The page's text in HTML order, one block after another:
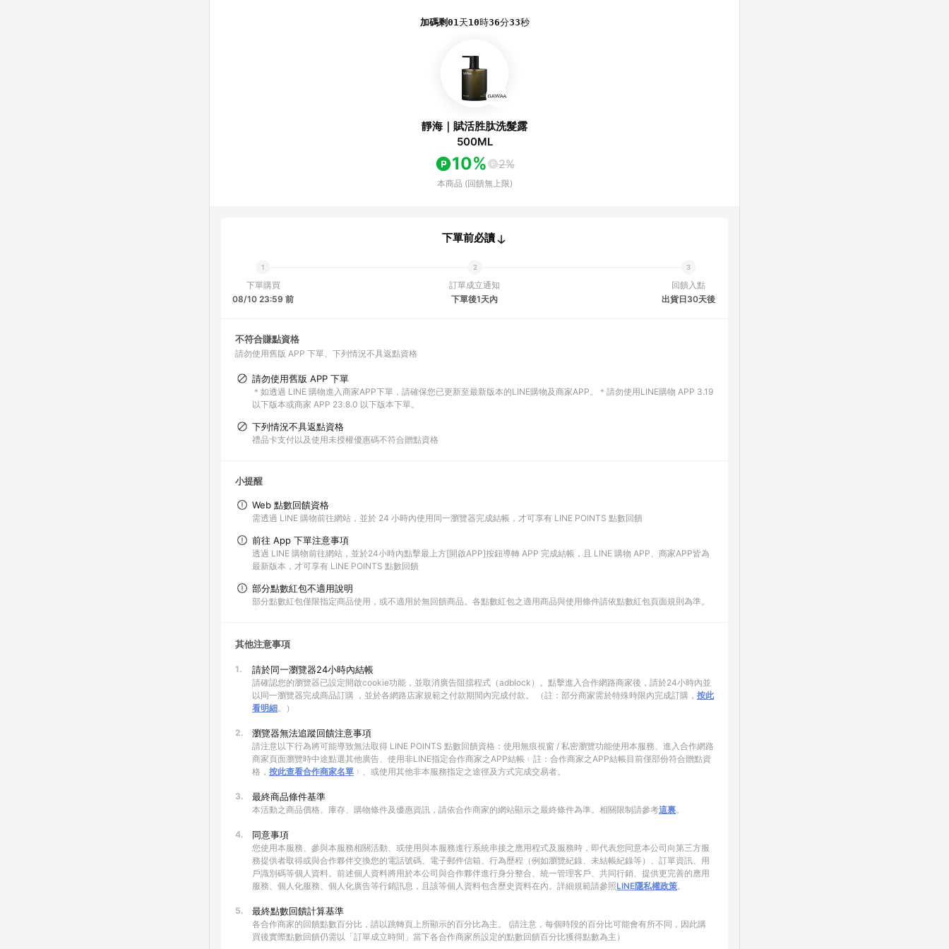
加碼剩01天10時36分33秒
靜海｜賦活胜肽洗髮露
500ML
10% 2%
本商品 (回饋無上限)
下單前必讀
下單購買
08/10 23:59 前
訂單成立通知
下單後1天內
回饋入點
出貨日30天後
不符合賺點資格
請勿使用舊版 APP 下單 下列情況不具返點資格
請勿使用舊版 APP 下單
＊如透過 LINE 購物進入商家APP下單，請確保您已更新至最新版本的LINE購物及商家APP。＊請勿使用LINE購物 APP 3.19
以下版本或商家 APP 23.8.0 以下版本下單。
下列情況不具返點資格
禮品卡支付以及使用未授權優惠碼不符合贈點資格
小提醒
Web 點數回饋資格
需透過 LINE 購物前往網站，並於 24 小時內使用同一瀏覽器完成結帳，才可享有 LINE POINTS 點數回饋
前往 App 下單注意事項
透過 LINE 購物前往網站，並於24小時內點擊最上方[開啟APP]按鈕導轉 APP 完成結帳，且 LINE 購物 APP、商家APP皆為
最新版本，才可享有 LINE POINTS 點數回饋
部分點數紅包不適用說明
部分點數紅包僅限指定商品使用，或不適用於無回饋商品。各點數紅包之適用商品與使用條件請依點數紅包頁面規則為準。
其他注意事項
1. 請於同一瀏覽器24小時內結帳
請確認您的瀏覽器已設定開啟cookie功能，並取消廣告阻擋程式（adblock）。點擊進入合作網路商家後，請於24小時內並
以同一瀏覽器完成商品訂購 ，並於各網路店家規範之付款期間內完成付款。 （註：部分商家需於特殊時限內完成訂購， 按此
看明細。）
2. 瀏覽器無法追蹤回饋注意事項
請注意以下行為將可能導致無法取得 LINE POINTS 點數回饋資格：使用無痕視窗 / 私密瀏覽功能使用本服務、進入合作網路
商家頁面瀏覽時中途點選其他廣告、使用非LINE指定合作商家之APP結帳﹙註：合作商家之APP結帳目前僅部份符合贈點資
格， 按此查看合作商家名單 ﹚、或使用其他非本服務指定之途徑及方式完成交易者。
3. 最終商品條件基準
本活動之商品價格、庫存、購物條件及優惠資訊，請依合作商家的網站顯示之最終條件為準。相關限制請參考這裏。
4. 同意事項
您使用本服務、參與本服務相關活動、或使用與本服務進行系統串接之應用程式及服務時，即代表您同意本公司向第三方服
務提供者取得或與合作夥伴交換您的電話號碼、電子郵件信箱、行為歷程（例如瀏覽紀錄、未結帳紀錄等）、訂單資訊、用
戶識別碼等個人資料。前述個人資料將用於本公司與合作夥伴進行身分整合、統一管理客戶、共同行銷、提供更完善的應用
服務、個人化服務、個人化廣告等行銷訊息，且該等個人資料包含歷史資料在內。詳細規範請參照LINE隱私權政策。
5. 最終點數回饋計算基準
各合作商家的回饋點數百分比，請以跳轉頁上所顯示的百分比為主。 (請注意，每個時段的百分比可能會有所不同，因此購
買後實際點數回饋仍需以「訂單成立時間」當下各合作商家所設定的點數回饋百分比獲得點數為主）